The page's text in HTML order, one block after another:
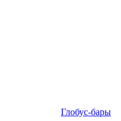
Глобус-бары